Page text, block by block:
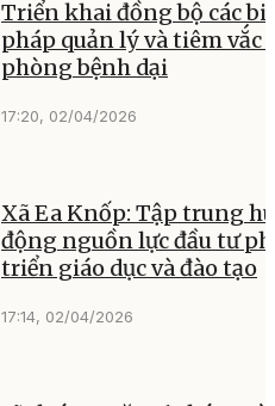
Triển khai đồng bộ các
pháp quản lý và tiêm vắc
phòng bệnh dại
17:20, 02/04/2026
Xã Ea Knốp: Tập trung
động nguồn lực đầu tư
triển giáo dục và đào tạo
17:14, 02/04/2026